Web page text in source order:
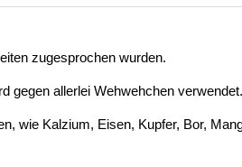
zugesprochen wurden.
gegen allerlei Wehwehchen verwendet.
wie Kalzium, Eisen, Kupfer, Bor,